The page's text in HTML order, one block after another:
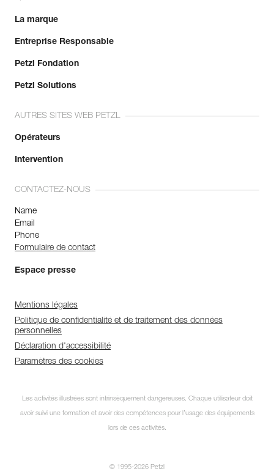
La marque
Entreprise Responsable
Petzl Fondation
Petzl Solutions
AUTRES SITES WEB PETZL
Opérateurs
Intervention
CONTACTEZ-NOUS
Name
Email
Phone
Formulaire de contact
Espace presse
Mentions légales
Politique de confidentialité et de traitement des données
personnelles
Déclaration d'accessibilité
Paramètres des cookies
Les activités illustrées sont intrinsèquement dangereuses. Chaque utilisateur doit
avoir suivi une formation et avoir des compétences pour l’usage des équipements
lors de ces activités.
© 1995-2026 Petzl